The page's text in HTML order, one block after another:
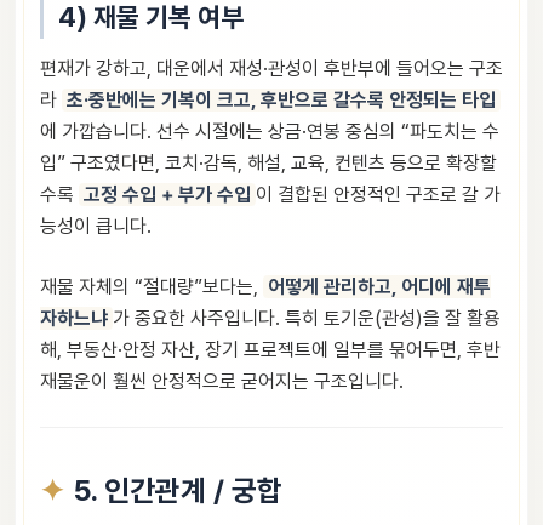
4) 재물 기복 여부
편재가 강하고, 대운에서 재성·관성이 후반부에 들어오는 구조
라 초·중반에는 기복이 크고, 후반으로 갈수록 안정되는 타입
에 가깝습니다. 선수 시절에는 상금·연봉 중심의 “파도치는 수
입” 구조였다면, 코치·감독, 해설, 교육, 컨텐츠 등으로 확장할
수록 고정 수입 + 부가 수입 이 결합된 안정적인 구조로 갈 가
능성이 큽니다.
재물 자체의 “절대량”보다는, 어떻게 관리하고, 어디에 재투
자하느냐 가 중요한 사주입니다. 특히 토기운(관성)을 잘 활용
해, 부동산·안정 자산, 장기 프로젝트에 일부를 묶어두면, 후반
재물운이 훨씬 안정적으로 굳어지는 구조입니다.
5. 인간관계 / 궁합